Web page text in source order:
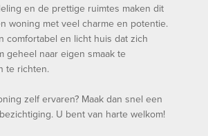
en de prettige ruimtes maken dit
woning met veel charme en potentie.
comfortabel en licht huis dat zich
geheel naar eigen smaak te
te richten.
zelf ervaren? Maak dan snel een
U bent van harte welkom!